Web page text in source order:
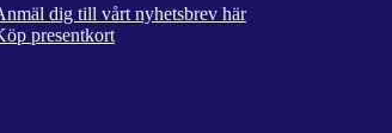
dig till vårt nyhetsbrev här
presentkort